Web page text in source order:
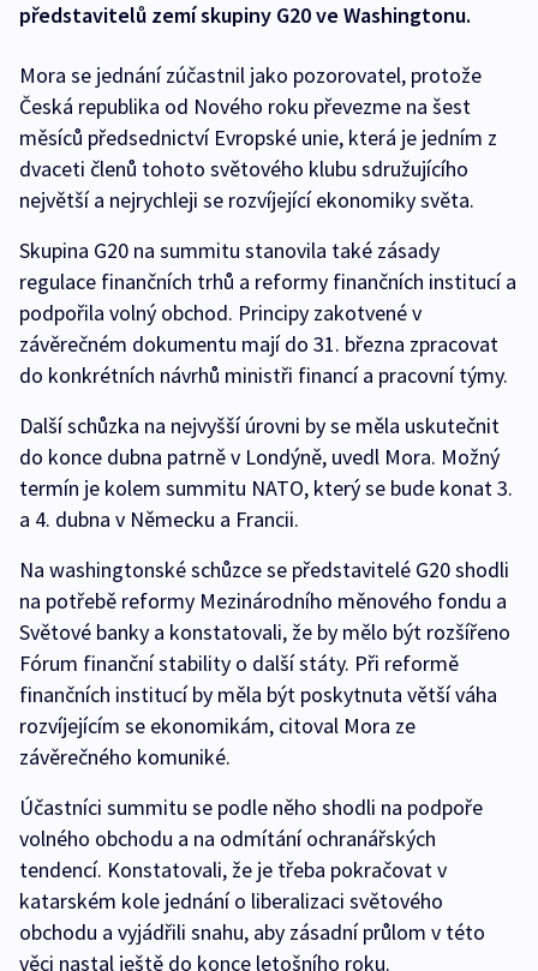
představitelů zemí skupiny G20 ve Washingtonu.
Mora se jednání zúčastnil jako pozorovatel, protože
Česká republika od Nového roku převezme na šest
měsíců předsednictví Evropské unie, která je jedním z
dvaceti členů tohoto světového klubu sdružujícího
největší a nejrychleji se rozvíjející ekonomiky světa.
Skupina G20 na summitu stanovila také zásady
regulace finančních trhů a reformy finančních institucí a
podpořila volný obchod. Principy zakotvené v
závěrečném dokumentu mají do 31. března zpracovat
do konkrétních návrhů ministři financí a pracovní týmy.
Další schůzka na nejvyšší úrovni by se měla uskutečnit
do konce dubna patrně v Londýně, uvedl Mora. Možný
termín je kolem summitu NATO, který se bude konat 3.
a 4. dubna v Německu a Francii.
Na washingtonské schůzce se představitelé G20 shodli
na potřebě reformy Mezinárodního měnového fondu a
Světové banky a konstatovali, že by mělo být rozšířeno
Fórum finanční stability o další státy. Při reformě
finančních institucí by měla být poskytnuta větší váha
rozvíjejícím se ekonomikám, citoval Mora ze
závěrečného komuniké.
Účastníci summitu se podle něho shodli na podpoře
volného obchodu a na odmítání ochranářských
tendencí. Konstatovali, že je třeba pokračovat v
katarském kole jednání o liberalizaci světového
obchodu a vyjádřili snahu, aby zásadní průlom v této
věci nastal ještě do konce letošního roku.